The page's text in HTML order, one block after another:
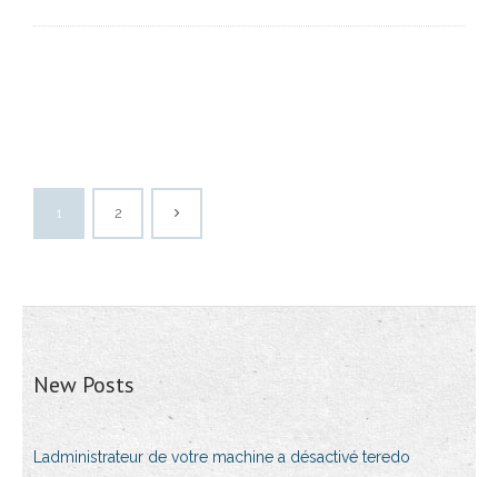
1 2
New Posts
Ladministrateur de votre machine a désactivé teredo